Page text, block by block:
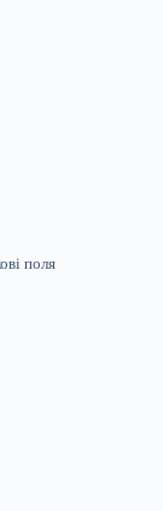
поля